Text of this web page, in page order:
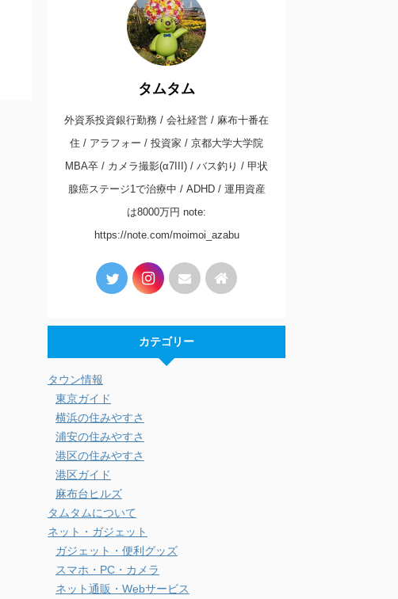
タムタム
外資系投資銀行勤務 / 会社経営 / 麻布十番在
住 / アラフォー / 投資家 / 京都大学大学院
MBA卒 / カメラ撮影(α7III) / バス釣り / 甲状
腺癌ステージ1で治療中 / ADHD / 運用資産
は8000万円 note:
https://note.com/moimoi_azabu
カテゴリー
タウン情報
東京ガイド
横浜の住みやすさ
浦安の住みやすさ
港区の住みやすさ
港区ガイド
麻布台ヒルズ
タムタムについて
ネット・ガジェット
ガジェット・便利グッズ
スマホ・PC・カメラ
ネット通販・Webサービス